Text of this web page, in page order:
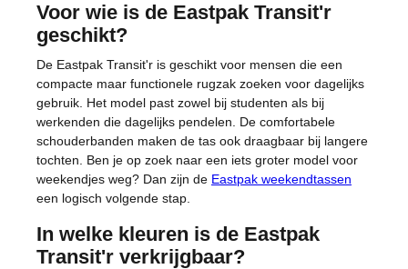
Voor wie is de Eastpak Transit'r
geschikt?
De Eastpak Transit'r is geschikt voor mensen die een
compacte maar functionele rugzak zoeken voor dagelijks
gebruik. Het model past zowel bij studenten als bij
werkenden die dagelijks pendelen. De comfortabele
schouderbanden maken de tas ook draagbaar bij langere
tochten. Ben je op zoek naar een iets groter model voor
weekendjes weg? Dan zijn de Eastpak weekendtassen
een logisch volgende stap.
In welke kleuren is de Eastpak
Transit'r verkrijgbaar?